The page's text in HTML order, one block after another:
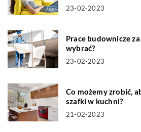
23-02-2023
Prace budownicze
wybrać?
23-02-2023
Co możemy zrobić,
szafki w kuchni?
21-02-2023